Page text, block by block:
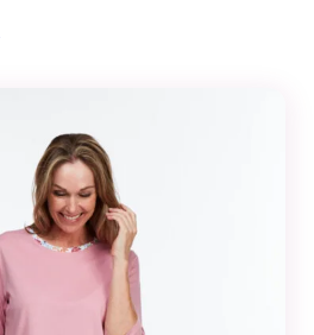
Tilastot
Voidaksemme
parantaa
sivuston
toiminnallisuutta
ja rakennetta
sen perusteella
kuinka sitä
käytetään.